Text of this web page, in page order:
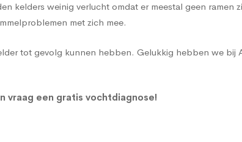
kelders weinig verlucht omdat er meestal geen
met zich mee.
tot gevolg kunnen hebben. Gelukkig hebben we
vraag een gratis vochtdiagnose!